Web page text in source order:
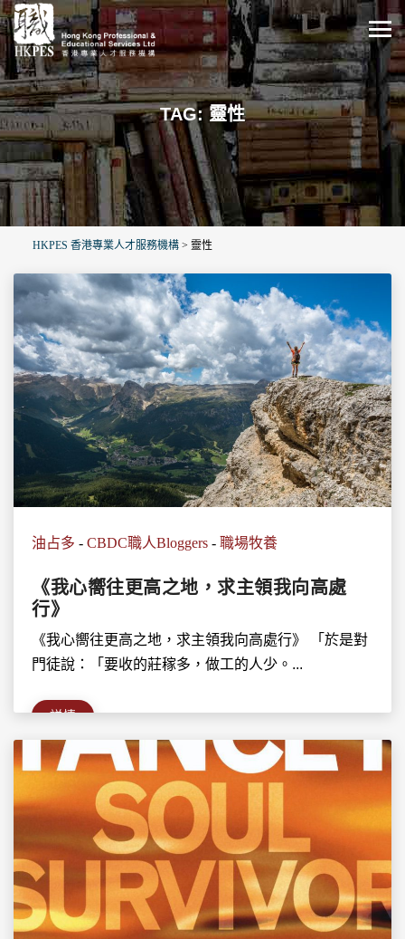
TAG: 靈性
HKPES 香港專業人才服務機構 > 靈性
油占多 - CBDC職人Bloggers - 職場牧養
《我心嚮往更高之地，求主領我向高處
行》
《我心嚮往更高之地，求主領我向高處行》 「於是對
門徒說：「要收的莊稼多，做工的人少。...
詳情